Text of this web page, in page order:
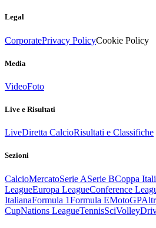
Legal
CorporatePrivacy PolicyCookie Policy
Media
VideoFoto
Live e Risultati
LiveDiretta CalcioRisultati e Classifiche
Sezioni
CalcioMercatoSerie ASerie BCoppa
LeagueEuropa LeagueConference
ItalianaFormula 1Formula EMotoGP
CupNations LeagueTennisSciVolley